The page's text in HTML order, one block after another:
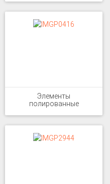
Элементы
полированные